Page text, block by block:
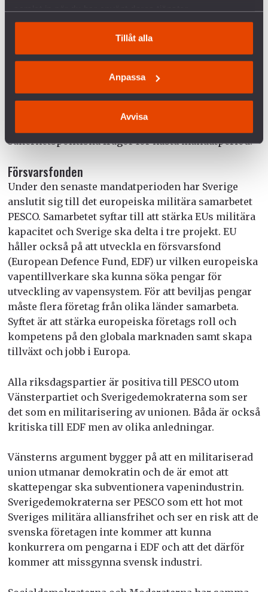
Tillåt alla
Anpassa
Avvisa
Allianspartierna och Sverigedemokraterna är emot
ett förbud medan Socialdemokraterna och
utredningen. Vänsterpartiet och Feministiskt
initiativ vill att Sverige skriver under avtalet och
Vänsterpartiet uppger att undertecknande av
säkerhetspolitiska frågor för nästa mandatperiod.
Försvarsfonden
Under den senaste mandatperioden har Sverige
anslutit sig till det europeiska militära samarbetet
PESCO. Samarbetet syftar till att stärka EUs militära
kapacitet och Sverige ska delta i tre projekt. EU
håller också på att utveckla en försvarsfond
(European Defence Fund, EDF) ur vilken europeiska
vapentillverkare ska kunna söka pengar för
utveckling av vapensystem. För att beviljas pengar
måste flera företag från olika länder samarbeta.
Syftet är att stärka europeiska företags roll och
kompetens på den globala marknaden samt skapa
tillväxt och jobb i Europa.
Alla riksdagspartier är positiva till PESCO utom
Vänsterpartiet och Sverigedemokraterna som ser
det som en militarisering av unionen. Båda är också
kritiska till EDF men av olika anledningar.
Vänsterns argument bygger på att en militariserad
union utmanar demokratin och de är emot att
skattepengar ska subventionera vapenindustrin.
Sverigedemokraterna ser PESCO som ett hot mot
Sveriges militära alliansfrihet och ser en risk att de
svenska företagen inte kommer att kunna
konkurrera om pengarna i EDF och att det därför
kommer att missgynna svensk industri.